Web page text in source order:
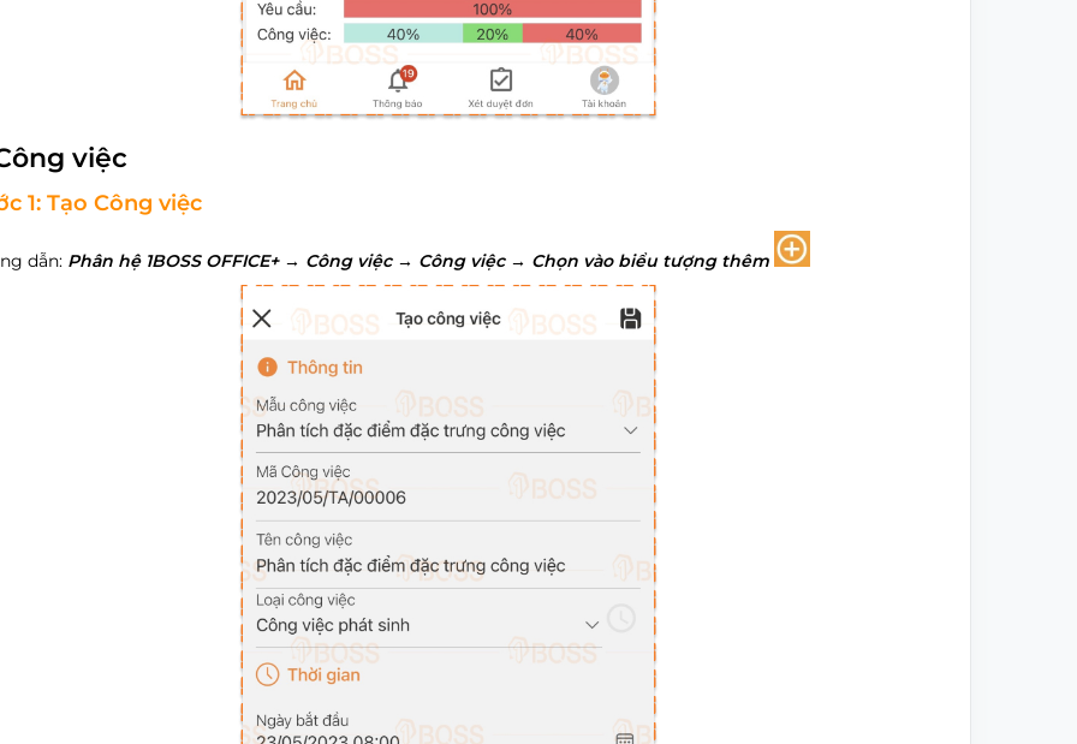
việc
1: Tạo Công việc
dẫn: Phân hệ 1BOSS OFFICE+ → Công việc → Công việc → Chọn vào biểu tượng thêm